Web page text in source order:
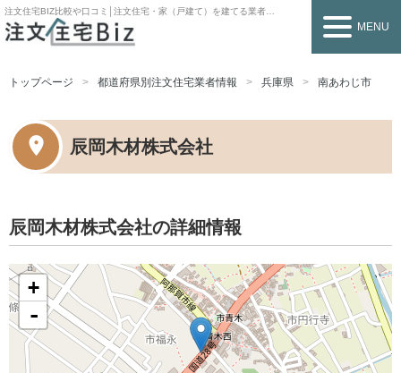
注文住宅BIZ比較や口コミ│注文住宅・家（戸建て）を建てる業者を探すなら
MENU
トップページ 都道府県別注文住宅業者情報 兵庫県 南あわじ市
辰岡木材株式会社
辰岡木材株式会社の詳細情報
+
-